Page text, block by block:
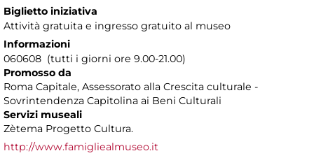
Biglietto iniziativa
Attività gratuita e ingresso gratuito al museo
Informazioni
060608 (tutti i giorni ore 9.00-21.00)
Promosso da
Roma Capitale, Assessorato alla Crescita culturale -
Sovrintendenza Capitolina ai Beni Culturali
Servizi museali
Zètema Progetto Cultura.
http://www.famigliealmuseo.it